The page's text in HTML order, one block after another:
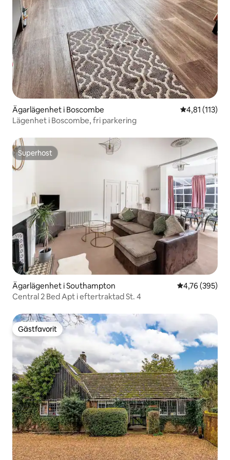
Ägarlägenhet i Boscombe 4,81 av 5 i
4,81 (113)
Lägenhet i Boscombe, fri parkering
Superhost
Superhost
Ägarlägenhet i Southampton 4,76 av 5 i
4,76 (395)
Central 2 Bed Apt i eftertraktad St. 4
Gästfavorit
Gästfavorit